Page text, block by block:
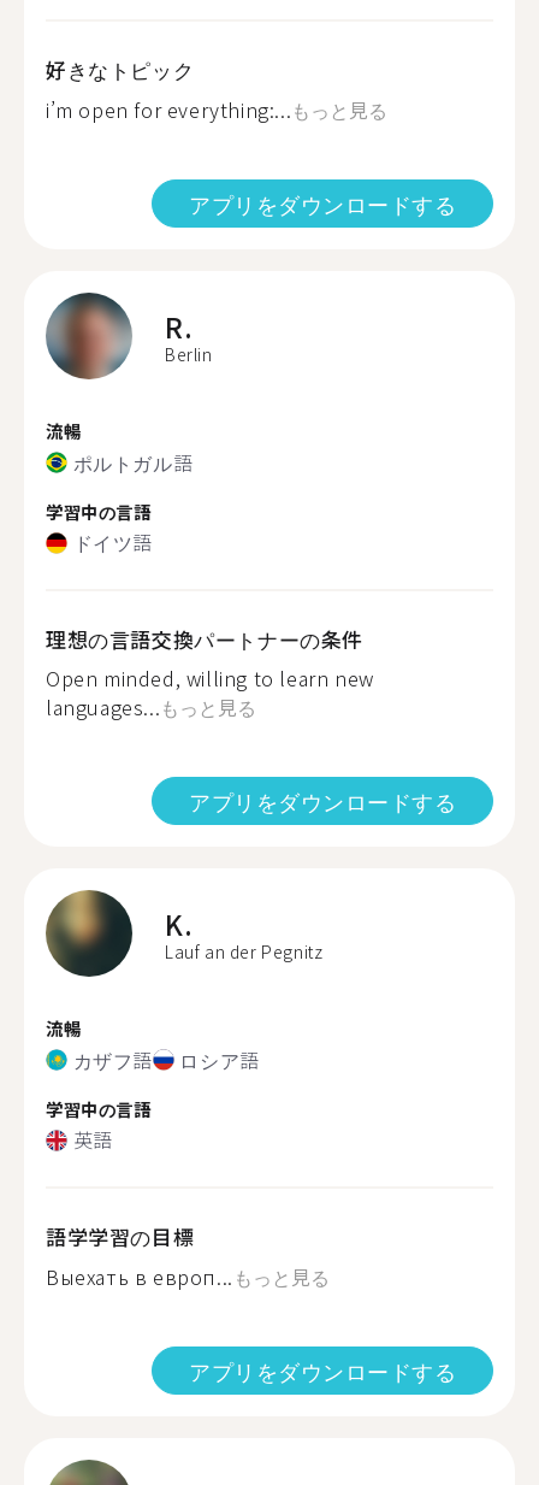
好きなトピック
i’m open for everything:...もっと見る
アプリをダウンロードする
R.
Berlin
流暢
ポルトガル語
学習中の言語
ドイツ語
理想の言語交換パートナーの条件
Open minded, willing to learn new
languages...もっと見る
アプリをダウンロードする
K.
Lauf an der Pegnitz
流暢
カザフ語 ロシア語
学習中の言語
英語
語学学習の目標
Выехать в европ... もっと見る
アプリをダウンロードする